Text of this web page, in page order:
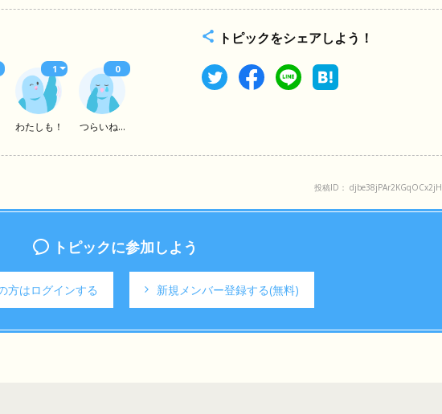
わたしも！ つらいね...
1 0
トピックをシェアしよう！
投稿ID：
トピックに参加しよう
方はログインする 新規メンバー登録する(無料)